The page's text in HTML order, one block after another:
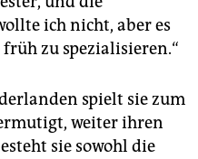
ich nicht, aber es
zu spezialisieren.“
spielt sie zum
weiter ihren
sie sowohl die